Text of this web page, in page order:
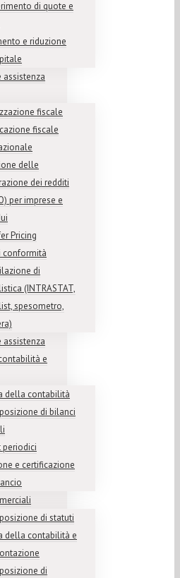
di quote e
e riduzione
assistenza
fiscale
fiscale
delle
dei redditi
per imprese e
Pricing
conformità
di
(INTRASTAT,
spesometro,
assistenza
e
della contabilità
di bilanci
periodici
e certificazione
di statuti
della contabilità e
di